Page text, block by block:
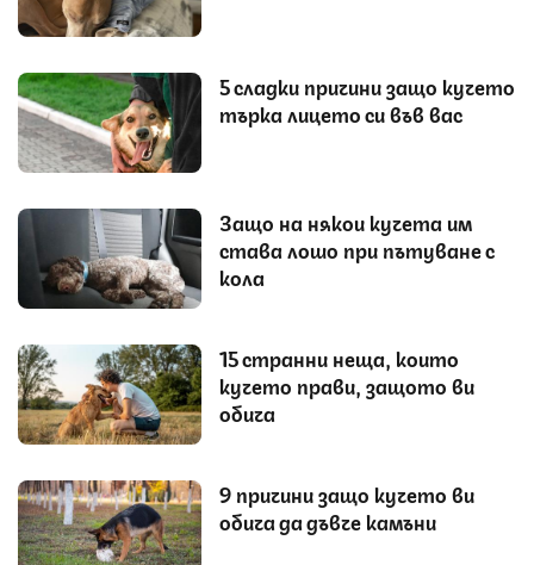
5 сладки причини защо кучето
търка лицето си във вас
Защо на някои кучета им
става лошо при пътуване с
кола
15 странни неща, които
кучето прави, защото ви
обича
9 причини защо кучето ви
обича да дъвче камъни